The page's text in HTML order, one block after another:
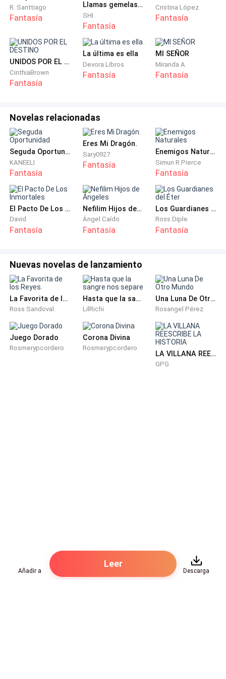
amanecer...
R. Santtiago
Fantasía
Llamas gemelas (Libro 1)
SHI.
Fantasía
Cristina López
Fantasía
UNIDOS POR EL DESTINO
CinthiaBrown
Fantasía
La última es ella
Devora Libros
Fantasía
MI SEÑOR
Miranda A.
Fantasía
Novelas relacionadas
Seguda Oportunidad
KANEELI
Fantasía
Eres Mi Dragón.
Sary0927
Fantasía
Enemigos Naturales
Simun R Pierce
Fantasía
El Pacto De Los Inmortales
David
Fantasía
Nefilim Hijos de Ángeles
Ángel Caído
Fantasía
Los Guardianes del Éter
Ross Diple
Fantasía
Nuevas novelas de lanzamiento
La Favorita de los Reyes.
Ross Sandoval.
Hasta que la sangre nos separe
LilRichi
Una Luna De Otro Mundo
Rosangel Pérez
Juego Dorado
Rosmerypcordero
Corona Divina
Rosmerypcordero
LA VILLANA REESCRIBE LA HISTORIA
GPG
Añadir a
Leer
Descarga